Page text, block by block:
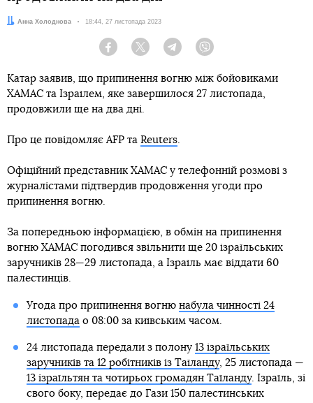
Автор:
Анна Холоднова Дата:
18:44, 27 листопада 2023
Facebook Twitter Telegram
Катар заявив, що припинення вогню між бойовиками
ХАМАС та Ізраїлем, яке завершилося 27 листопада,
продовжили ще на два дні.
Про це повідомляє AFP та Reuters.
Офіційний представник ХАМАС у телефонній розмові з
журналістами підтвердив продовження угоди про
припинення вогню.
За попередньою інформацією, в обмін на припинення
вогню ХАМАС погодився звільнити ще 20 ізраїльських
заручників 28—29 листопада, а Ізраїль має віддати 60
палестинців.
Угода про припинення вогню набула чинності 24
листопадао 08:00 за київським часом.
24 листопада передали з полону 13 ізраїльських
заручників та 12 робітників із Таїланду, 25 листопада —
13 ізраїльтян та чотирьох громадян Таїланду. Ізраїль, зі
свого боку, передає до Гази 150 палестинських